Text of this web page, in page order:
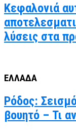
Κεφαλονιά
λύσεις στα
ΕΛΛΑΔΑ
Ρόδος:
βουητό – Τι